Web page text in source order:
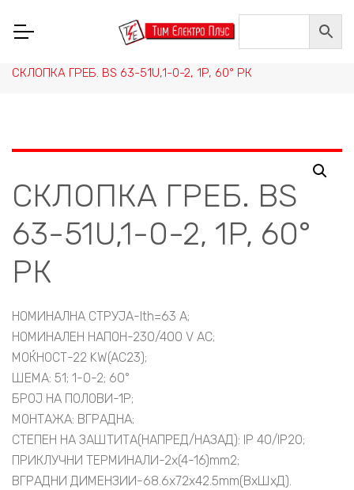
НИСКОНАПОНСКА ОПРЕМА
СКЛОПНА ТЕХНИКА, РЕЛЕИ И ПРЕИНУВАЧИ
СКЛОПКА ГРЕБ. BS 63-51U,1-0-2, 1P, 60° РК
СКЛОПКА ГРЕБ. BS
63-51U,1-0-2, 1P, 60°
РК
НОМИНАЛНА СТРУЈА-Ith=63 A;
НОМИНАЛЕН НАПОН-230/400 V AC;
МОЌНОСТ-22 KW(AC23);
ШЕМА: 51; 1-0-2; 60°
БРОЈ НА ПОЛОВИ-1P;
МОНТАЖА: ВГРАДНА;
СТЕПЕН НА ЗАШТИТА(НАПРЕД/НАЗАД): IP 40/IP20;
ПРИКЛУЧНИ ТЕРМИНАЛИ-2x(4-16)mm2;
ВГРАДНИ ДИМЕНЗИИ-68.6x72x42.5mm(ВxШxД).